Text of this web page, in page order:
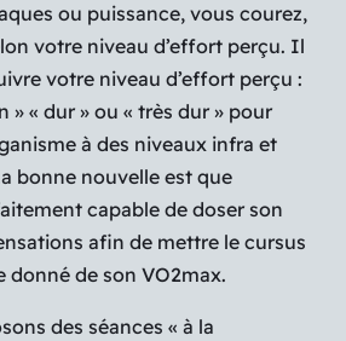
ou puissance, vous courez,
votre niveau d’effort perçu. Il
votre niveau d’effort perçu :
» « dur » ou « très dur » pour
à des niveaux infra et
bonne nouvelle est que
capable de doser son
afin de mettre le cursus
donné de son VO2max.
des séances « à la